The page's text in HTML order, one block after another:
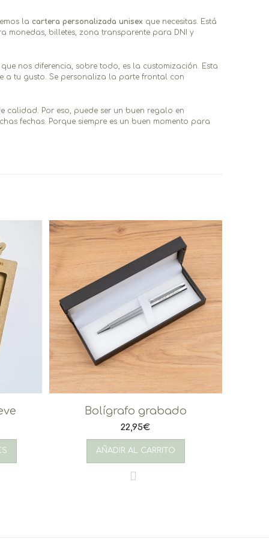
la cartera personalizada unisex que necesitas. Está
monedas, billetes, zona transparente para DNI y
nos diferencia, sobre todo, es la customización. Esta
a tu gusto. Se personaliza la parte frontal con
Por eso, puede ser un buen regalo en
fechas. Porque siempre es un buen momento para
Bolígrafo grabado
22,95€
AÑADIR AL CARRITO